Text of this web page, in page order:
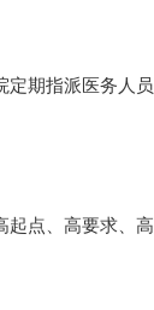
期指派医务人
点、高要求、